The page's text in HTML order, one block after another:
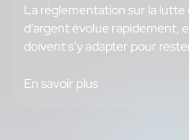
La réglementation sur la
d’argent évolue rapidement,
doivent s’y adapter pour
En savoir plus